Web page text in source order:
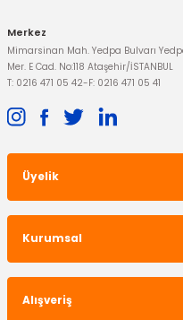
Merkez
Mimarsinan Mah. Yedpa Bulvarı
Mer. E Cad. No:118 Ataşehir/İSTANBUL
T: 0216 471 05 42-F: 0216 471 05 41
Üyelik
Kurumsal
Alışveriş